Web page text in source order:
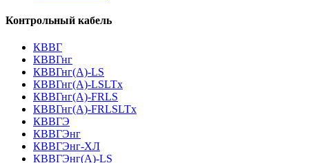
Контрольный кабель
КВВГ
КВВГнг
КВВГнг(А)-LS
КВВГнг(А)-LSLTx
КВВГнг(А)-FRLS
КВВГнг(А)-FRLSLTx
КВВГЭ
КВВГЭнг
КВВГЭнг-ХЛ
КВВГЭнг(А)-LS